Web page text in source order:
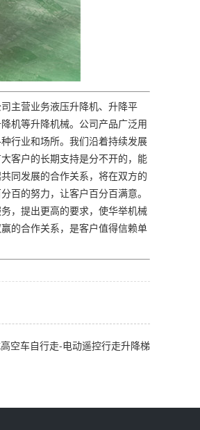
主营业务液压升降机、升降平
机等升降机械。公司产品广泛用
行业和场所。我们沿着持续发展
客户的长期支持是分不开的，能
同发展的合作关系，将在双方的
百的努力，让客户百分百满意。
，提出更高的要求，使华举机械
的合作关系，是客户值得信赖单
空车自行走-电动遥控行走升降梯